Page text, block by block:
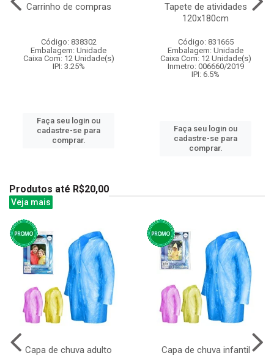
Carrinho de compras
Código: 838302
Embalagem: Unidade
Caixa Com: 12 Unidade(s)
IPI: 3.25%
Faça seu login ou
cadastre-se para
comprar.
Tapete de atividades
120x180cm
Código: 831665
Embalagem: Unidade
Caixa Com: 12 Unidade(s)
Inmetro: 006660/2019
IPI: 6.5%
Faça seu login ou
cadastre-se para
comprar.
Produtos até R$20,00
Veja mais
Capa de chuva adulto Capa de chuva infantil